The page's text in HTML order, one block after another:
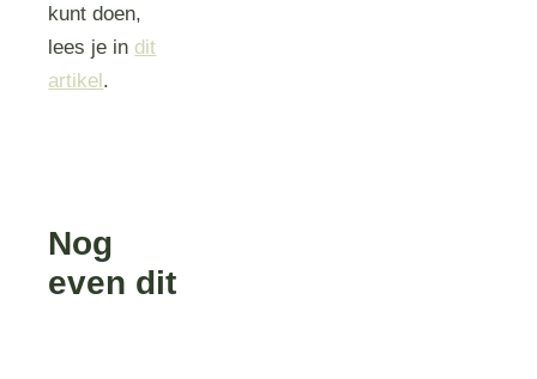
kunt doen,
lees je in dit
artikel.
Nog
even dit